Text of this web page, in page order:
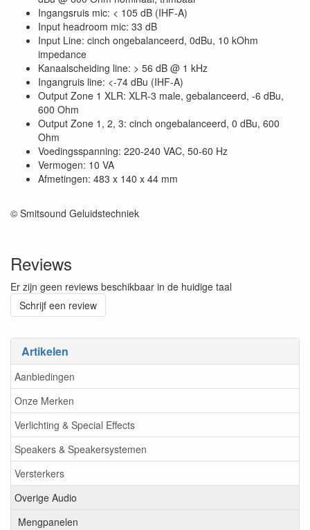
Artikelen
Aanbiedingen
Onze Merken
Verlichting & Special Effects
Speakers & Speakersystemen
Versterkers
Overige Audio
Mengpanelen
Ingangsruis mic: < 105 dB (IHF-A)
Input headroom mic: 33 dB
Input Line: cinch ongebalanceerd, 0dBu, 10 kOhm
impedance
Kanaalscheiding line: > 56 dB @ 1 kHz
Ingangruis line: <-74 dBu (IHF-A)
Output Zone 1 XLR: XLR-3 male, gebalanceerd, -6 dBu,
600 Ohm
Output Zone 1, 2, 3: cinch ongebalanceerd, 0 dBu, 600
Ohm
Voedingsspanning: 220-240 VAC, 50-60 Hz
Vermogen: 10 VA
Afmetingen: 483 x 140 x 44 mm
© Smitsound Geluidstechniek
Reviews
Er zijn geen reviews beschikbaar in de huidige taal
Schrijf een review